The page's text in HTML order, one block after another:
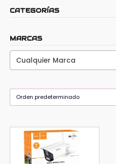
CATEGORÍAS
MARCAS
Cualquier Marca